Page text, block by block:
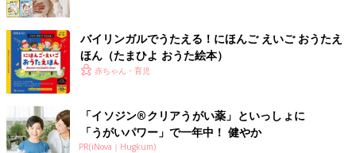
バイリンガルでうたえる！にほんご えいご おうたえ
ほん（たまひよ おうた絵本）
赤ちゃん・育児
「イソジン®クリアうがい薬」といっしょに
「うがいパワー」で一年中！ 健やか
PR(iNova｜Hugkum)